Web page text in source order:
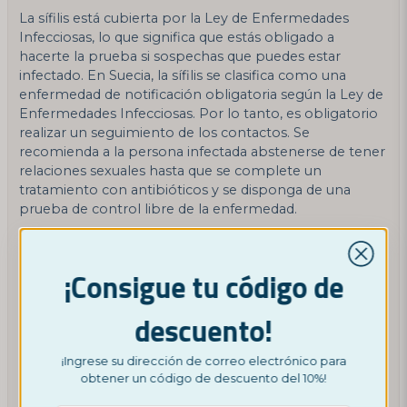
La sífilis está cubierta por la Ley de Enfermedades
Infecciosas, lo que significa que estás obligado a
hacerte la prueba si sospechas que puedes estar
infectado. En Suecia, la sífilis se clasifica como una
enfermedad de notificación obligatoria según la Ley de
Enfermedades Infecciosas. Por lo tanto, es obligatorio
realizar un seguimiento de los contactos. Se
recomienda a la persona infectada abstenerse de tener
relaciones sexuales hasta que se complete un
tratamiento con antibióticos y se disponga de una
prueba de control libre de la enfermedad.
Algunas personas experimentan síntomas, mientras
que otras pueden tener la infección sin darse cuenta. En
la sífilis primaria, generalmente aparece una úlcera, por
lo general en los genitales, alrededor de la abertura anal
o en la boca. También pueden producirse ganglios
linfáticos inflamados en la ingle. Las úlceras suelen ser
indoloras y tienen un tamaño de uno a dos
¡Consigue tu código de
descuento!
¡Ingrese su dirección de correo electrónico para
obtener un código de descuento del 10%!